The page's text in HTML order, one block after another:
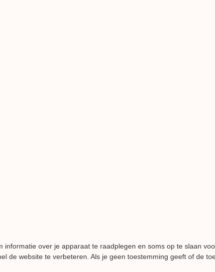
over je apparaat te raadplegen en soms op te slaan
de website te verbeteren. Als je geen toestemming geeft of de